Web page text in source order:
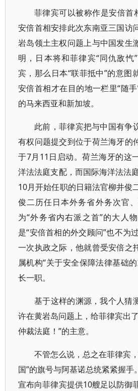
菲律宾可以被称作是安倍首
安倍首相安排此次东南亚三国访
岩岛领土主权问题上与中国发生
明，日本将和菲律宾“同仇敌忾
宾，那么日本“联菲抵中”的意图
安倍首相才在目的地一栏里“随
的马来西亚和新加坡。
此前，菲律宾把与中国有争
有权问题提交到位于荷兰海牙的
于7月11日启动。荷兰海牙的这
洋法法庭支配，而国际海洋法法
10月开始任职的日籍法官柳井俊
俊二历任日本外务省外务次官
为“外务省内右派之首”的大人
是“安倍首相的外交顾问”也不为
一次执政之际，他就曾受安倍之
属机构“关于安全保障法律基础
长一职。
基于这样的渊源，我个人猜
许在黄岩岛问题上，给菲律宾出
仲裁法庭！”的主意。
不管怎么说，总之在菲律宾
国”的旗号与阿基诺总统紧紧握
宣布向菲律宾提供10艘足以防御